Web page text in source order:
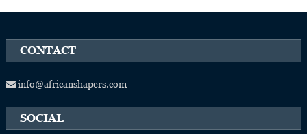
CONTACT
info@africanshapers.com
SOCIAL